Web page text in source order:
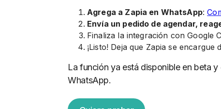
Agrega a Zapia en WhatsApp:
Envía un pedido de agendar,
Finaliza la integración con Google
¡Listo! Deja que Zapia se encargue
La función ya está disponible en beta
WhatsApp.